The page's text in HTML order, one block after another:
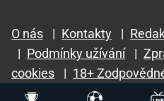
O nás | Kontakty |
| Podmínky užívání |
cookies
| 18+
GTO Solutions, s.r.o.